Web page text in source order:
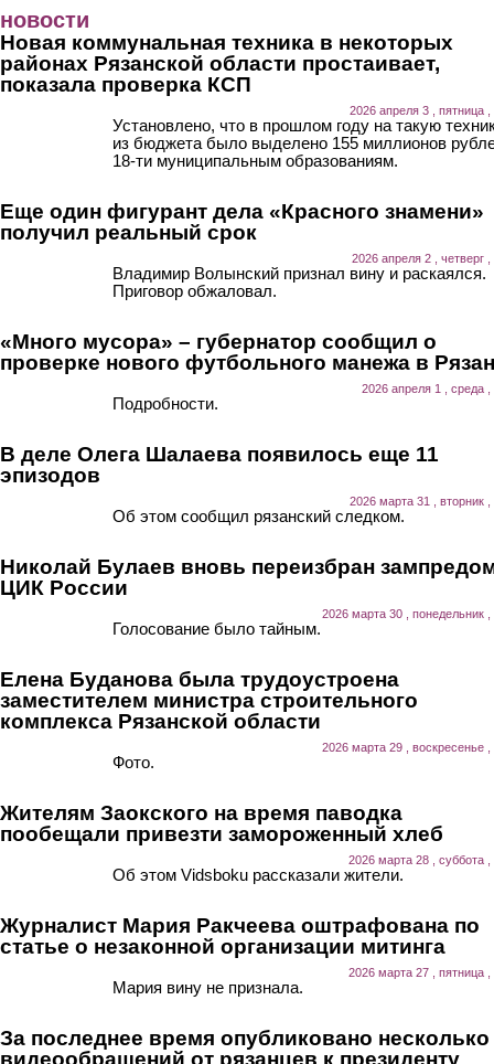
новости
Новая коммунальная техника в некоторых
районах Рязанской области простаивает,
показала проверка КСП
2026 апреля 3 , пятница ,
Установлено, что в прошлом году на такую
из бюджета было выделено 155 миллионов
18-ти муниципальным образованиям.
Еще один фигурант дела «Красного знамени»
получил реальный срок
2026 апреля 2 , четверг ,
Владимир Волынский признал вину и раскаялся.
Приговор обжаловал.
«Много мусора» – губернатор сообщил о
проверке нового футбольного манежа в
2026 апреля 1 , среда ,
Подробности.
В деле Олега Шалаева появилось еще 11
эпизодов
2026 марта 31 , вторник ,
Об этом сообщил рязанский следком.
Николай Булаев вновь переизбран
ЦИК России
2026 марта 30 , понедельник ,
Голосование было тайным.
Елена Буданова была трудоустроена
заместителем министра строительного
комплекса Рязанской области
2026 марта 29 , воскресенье ,
Фото.
Жителям Заокского на время паводка
пообещали привезти замороженный хлеб
2026 марта 28 , суббота ,
Об этом Vidsboku рассказали жители.
Журналист Мария Ракчеева оштрафована по
статье о незаконной организации митинга
2026 марта 27 , пятница ,
Мария вину не признала.
За последнее время опубликовано несколько
видеообращений от рязанцев к президенту